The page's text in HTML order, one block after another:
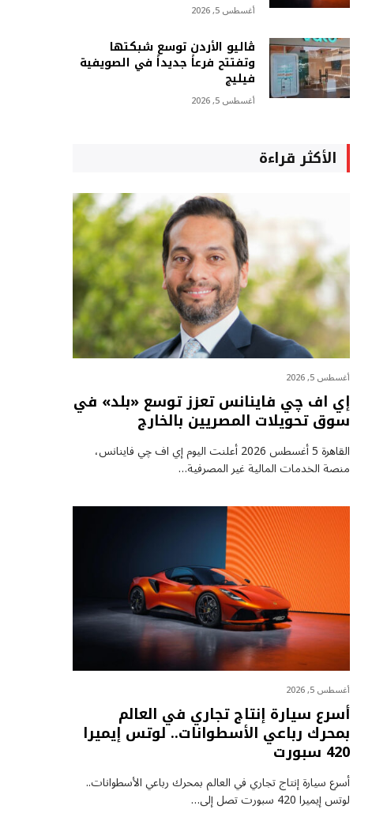
أغسطس 5, 2026
ڤاليو الأردن توسع شبكتها
وتفتتح فرعاً جديداً في الصويفية
فيليج
أغسطس 5, 2026
الأكثر قراءة
أغسطس 5, 2026
إي اف چي فاينانس تعزز توسع «بلد» في
سوق تحويلات المصريين بالخارج
القاهرة 5 أغسطس 2026 أعلنت اليوم إي اف چي فاينانس،
منصة الخدمات المالية غير المصرفية…
أغسطس 5, 2026
أسرع سيارة إنتاج تجاري في العالم
بمحرك رباعي الأسطوانات.. لوتس إيميرا
420 سبورت
أسرع سيارة إنتاج تجاري في العالم بمحرك رباعي الأسطوانات..
لوتس إيميرا 420 سبورت تصل إلى…